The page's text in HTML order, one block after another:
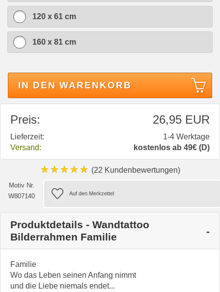
120 x 61 cm
160 x 81 cm
IN DEN WARENKORB
Preis: 26,95 EUR
Lieferzeit:
1-4 Werktage
Versand:
kostenlos ab 49€ (D)
★★★★★ (22 Kundenbewertungen)
Motiv Nr.
W807140
Produktdetails - Wandtattoo
Bilderrahmen Familie
Familie
Wo das Leben seinen Anfang nimmt
und die Liebe niemals endet...